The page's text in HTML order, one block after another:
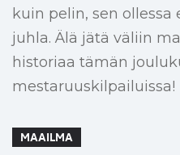
kuin pelin, sen
juhla. Älä jätä väliin
historiaa tämän
mestaruuskilpailuissa!
MAAILMA